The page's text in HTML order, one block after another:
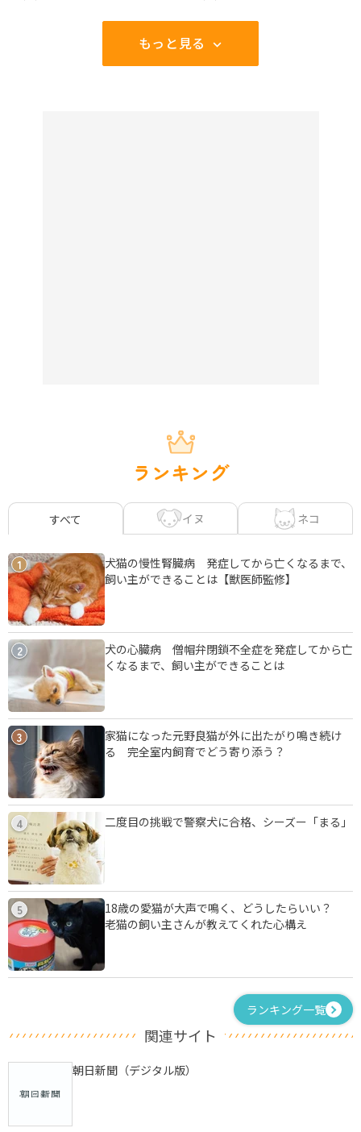
もっと見る
ランキング
すべて イヌ ネコ
1
犬猫の慢性腎臓病 発症してから亡くなるまで、
飼い主ができることは【獣医師監修】
2
犬の心臓病 僧帽弁閉鎖不全症を発症してから亡
くなるまで、飼い主ができることは
3
家猫になった元野良猫が外に出たがり鳴き続け
る 完全室内飼育でどう寄り添う？
4 二度目の挑戦で警察犬に合格、シーズー「まる」
5
18歳の愛猫が大声で鳴く、どうしたらいい？
老猫の飼い主さんが教えてくれた心構え
ランキング一覧
関連サイト
朝日新聞（デジタル版）